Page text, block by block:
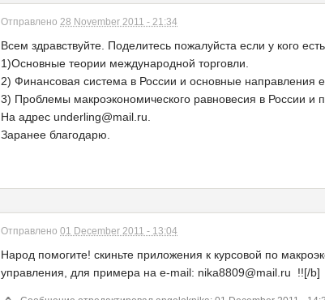
Отправлено 28 November 2011 - 21:34
Всем здравствуйте. Поделитесь пожалуйста если у кого
1)Основные теории международной торговли.
2) Финансовая система в России и основные направления
3) Проблемы макроэкономического равновесия в России и
На адрес underling@mail.ru.
Заранее благодарю.
Отправлено 01 December 2011 - 13:04
Народ помогите! скиньте приложения к курсовой по
управления, для примера на e-mail: nika8809@mail.ru !![/b]